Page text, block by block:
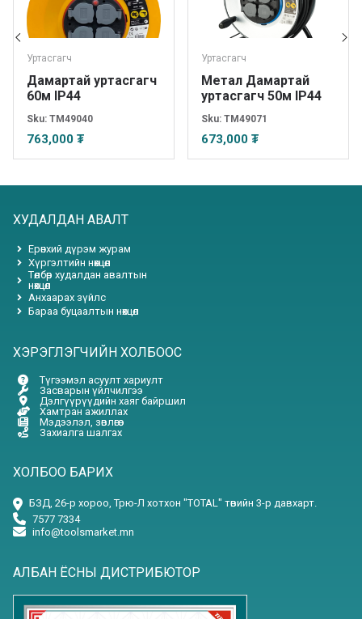
Уртасгагч
Дамартай уртасгагч
60м IP44
Sku: TM49040
763,000 ₮
Уртасгагч
Метал Дамартай
уртасгагч 50м IP44
Sku: TM49071
673,000 ₮
ХУДАЛДАН АВАЛТ
Ерөнхий дүрэм журам
Хүргэлтийн нөхцөл
Төлбөр худалдан авалтын
нөхцөл
Анхаарах зүйлс
Бараа буцаалтын нөхцөл
ХЭРЭГЛЭГЧИЙН ХОЛБООС
Түгээмэл асуулт хариулт
Засварын үйлчилгээ
Дэлгүүрүүдийн хаяг байршил
Хамтран ажиллах
Мэдээлэл, зөвлөгөө
Захиалга шалгах
ХОЛБОО БАРИХ
БЗД, 26-р хороо, Трю-Л хотхон "TOTAL" төвийн 3-р давхарт.
7577 7334
info@toolsmarket.mn
АЛБАН ЁСНЫ ДИСТРИБЮТОР